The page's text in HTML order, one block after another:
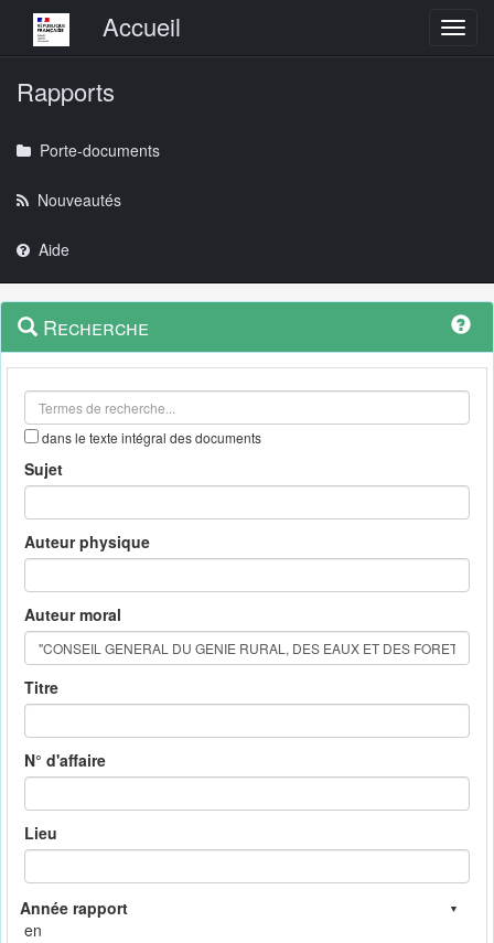
Menu principalAccueil
Rapports
Porte-documents
Nouveautés
Aide
Navigation
outils
Menu
contextuel
Recherche
dans le texte intégral des documents
Sujet
Auteur physique
Auteur moral
Titre
N° d'affaire
Lieu
en